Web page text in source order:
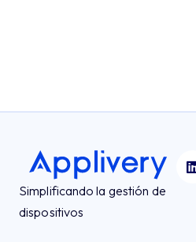
Simplificando la gestión de
dispositivos